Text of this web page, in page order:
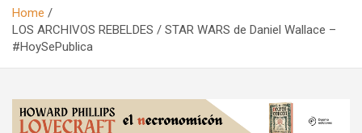
Home
LOS ARCHIVOS REBELDES / STAR WARS de Daniel Wallace –
#HoySePublica